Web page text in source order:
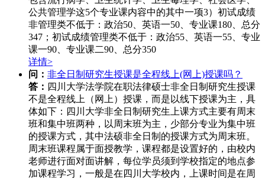
公共管理学这5个专业课内容中的其中一项3）初试成绩
非管理类不低于：政治50、英语一50、专业课180、总分
347；初试成绩管理类不低于：政治55、英语一55、专业
课一90、专业课二90、总分350
详情>
问： 非全日制研究生授课是全程线上(网上)授课吗？
答： 四川大学法学院在职法律硕士非全日制研究生授课
不是全程线上（网上）授课，而是以线下授课为主，具
体如下：四川大学非全日制研究生上课方式主要有周末
班和集中班两种，以周末班为主，少部分专业为集中班
的授课方式，其中法硕非全日制的授课方式为周末班。
周末班课程属于面授教学，课程都是设置好的，由校内
老师进行面对面讲解，每位学员须到学校指定的地点参
加课程学习，一般是在四川大学校内，上课时间是在周